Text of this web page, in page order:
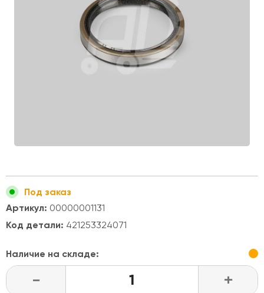
Под заказ
Артикул: 00000001131
Код детали: 421253324071
Наличие на складе:
- +